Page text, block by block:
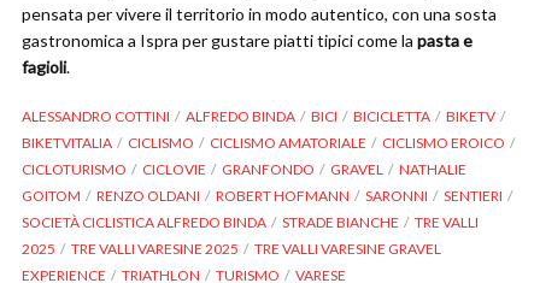
pensata per vivere il territorio in modo autentico, con una sosta
gastronomica a Ispra per gustare piatti tipici come la pasta e
fagioli.
ALESSANDRO COTTINI ALFREDO BINDA BICI BICICLETTA
BIKETV
BIKETVITALIA
CICLISMO CICLISMO AMATORIALE
CICLISMO EROICO
CICLOTURISMO
CICLOVIE GRANFONDO GRAVEL
NATHALIE
GOITOM
RENZO OLDANI ROBERT HOFMANN SARONNI
SENTIERI
SOCIETÀ CICLISTICA ALFREDO BINDA
STRADE BIANCHE
TRE VALLI
2025
TRE VALLI VARESINE 2025
TRE VALLI VARESINE GRAVEL
EXPERIENCE
TRIATHLON TURISMO VARESE